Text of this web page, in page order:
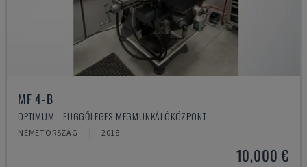
MF 4-B
OPTIMUM - FÜGGŐLEGES MEGMUNKÁLÓKÖZPONT
NÉMETORSZÁG 2018
10,000 €